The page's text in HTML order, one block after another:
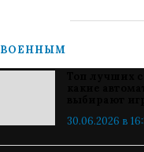
ВОЕННЫМ
30.06.2026 в